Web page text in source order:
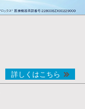
詳しくはこちら